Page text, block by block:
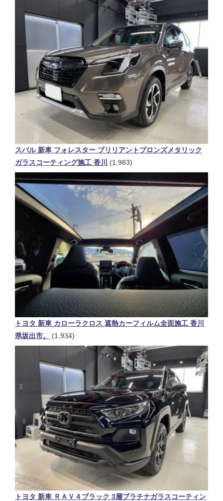
スバル 新車 フォレスター ブリリアントブロンズメタリック
ガラスコーティング施工 香川
(1,983)
トヨタ 新車 カローラクロス 遮熱カーフィルム全面施工 香川
県坂出市。
(1,934)
トヨタ 新車 ＲＡＶ４ブラック 3層プラチナガラスコーティン